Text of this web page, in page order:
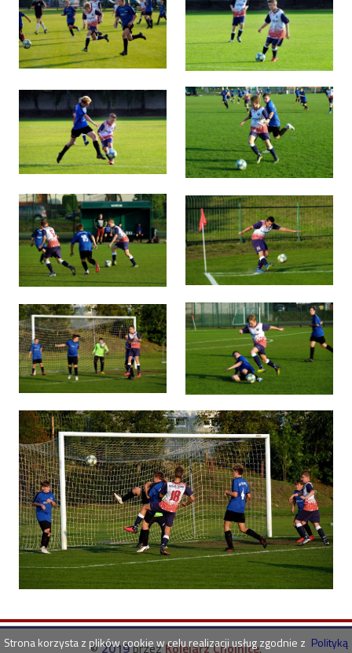
©2019przezKolejarz Chojnice.
Strona korzysta z plików cookie w celu realizacji usług zgodnie z Polityką